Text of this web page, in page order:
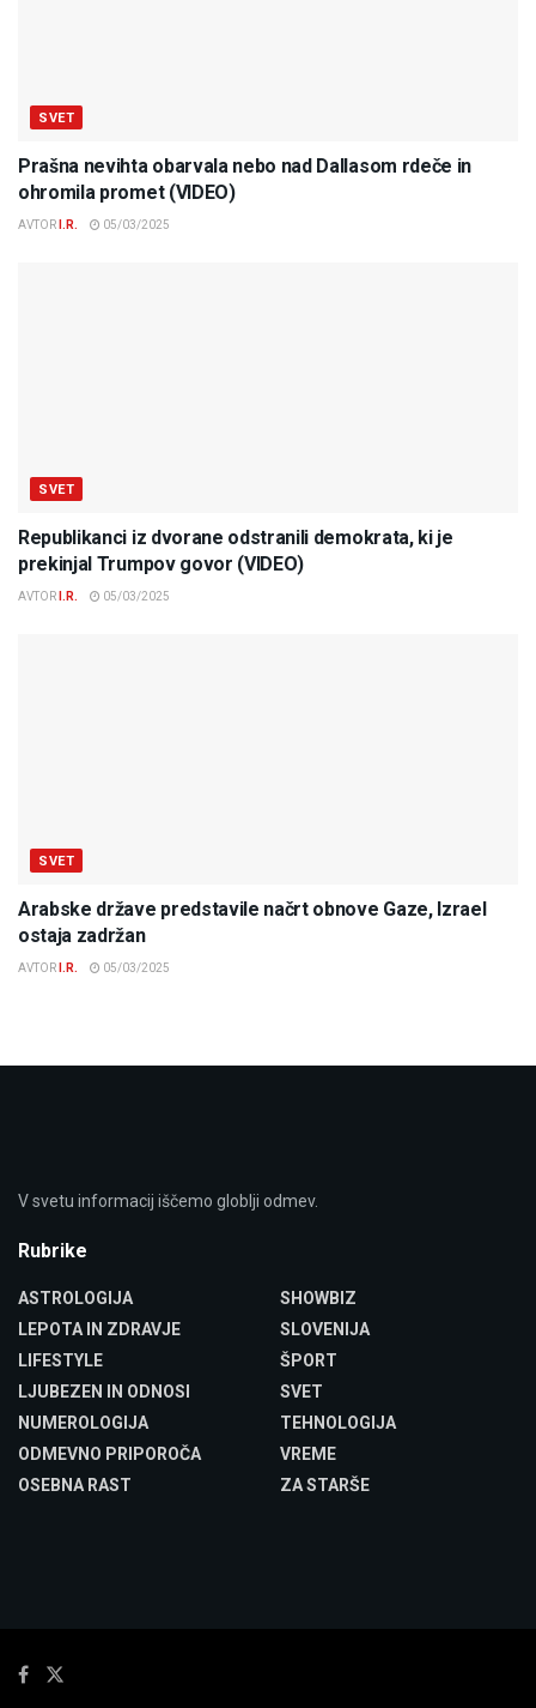
SVET
Prašna nevihta obarvala nebo nad Dallasom rdeče in
ohromila promet (VIDEO)
AVTOR I.R. 05/03/2025
SVET
Republikanci iz dvorane odstranili demokrata, ki je
prekinjal Trumpov govor (VIDEO)
AVTOR I.R. 05/03/2025
SVET
Arabske države predstavile načrt obnove Gaze, Izrael
ostaja zadržan
AVTOR I.R. 05/03/2025
V svetu informacij iščemo globlji odmev.
Rubrike
ASTROLOGIJA
LEPOTA IN ZDRAVJE
LIFESTYLE
LJUBEZEN IN ODNOSI
NUMEROLOGIJA
ODMEVNO PRIPOROČA
OSEBNA RAST
SHOWBIZ
SLOVENIJA
ŠPORT
SVET
TEHNOLOGIJA
VREME
ZA STARŠE